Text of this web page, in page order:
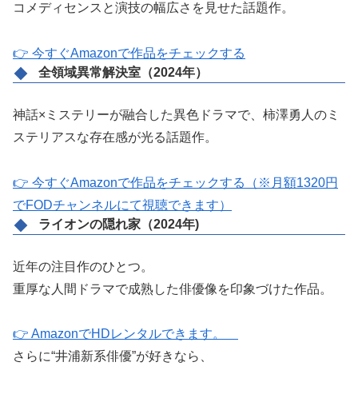
コメディセンスと演技の幅広さを見せた話題作。
👉 今すぐAmazonで作品をチェックする
全領域異常解決室（2024年）
神話×ミステリーが融合した異色ドラマで、柿澤勇人のミ
ステリアスな存在感が光る話題作。
👉 今すぐAmazonで作品をチェックする（※月額1320円
でFODチャンネルにて視聴できます）
ライオンの隠れ家（2024年)
近年の注目作のひとつ。
重厚な人間ドラマで成熟した俳優像を印象づけた作品。
👉 AmazonでHDレンタルできます。
さらに“井浦新系俳優”が好きなら、